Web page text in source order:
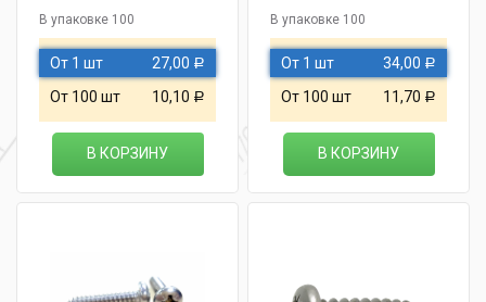
В упаковке 100
От 1 шт 27,00 Р
От 100 шт 10,10 Р
В КОРЗИНУ
В упаковке 100
От 1 шт 34,00 Р
От 100 шт 11,70 Р
В КОРЗИНУ